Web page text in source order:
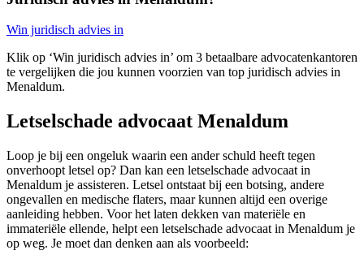
Win juridisch advies in
Klik op ‘Win juridisch advies in’ om 3 betaalbare advocatenkantoren
te vergelijken die jou kunnen voorzien van top juridisch advies in
Menaldum.
Letselschade advocaat Menaldum
Loop je bij een ongeluk waarin een ander schuld heeft tegen
onverhoopt letsel op? Dan kan een letselschade advocaat in
Menaldum je assisteren. Letsel ontstaat bij een botsing, andere
ongevallen en medische flaters, maar kunnen altijd een overige
aanleiding hebben. Voor het laten dekken van materiële en
immateriële ellende, helpt een letselschade advocaat in Menaldum je
op weg. Je moet dan denken aan als voorbeeld: